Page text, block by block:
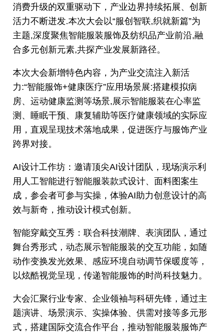
消费升级的双重驱动下，产业边界持续拓展、创新
活力不断迸发.本次大会以“服创智联,织就新篇”为
主题,深度聚焦智能服装服饰及纺织品产业前沿,融
合多元创新元素,共探产业发展新路径。
本次大会新增特色内容，为产业交流注入新活
力:“智能服饰+健康医疗”应用场景展:搭建模拟病
房、运动健康监测等场景,展示智能服装在心率监
测、睡眠干预、康复辅助等医疗健康领域的实际应
用，直观呈现技术落地成果，促进医疗与服饰产业
跨界对接。
AI设计工作坊：邀请顶尖AI设计团队，现场演示利
用人工智能进行智能服装款式设计、面料图案生
成，参会者可参与实操，体验AI助力创意设计的高
效与新奇，推动设计模式创新。
智能穿戴交互秀：联合科技潮牌、表演团队，通过
舞台秀形式，动态展示智能服装的交互功能，如随
动作变换发光效果、感应环境自动调节保暖度等，
以炫酷视觉呈现，传递智能服饰的时尚科技魅力。
大会汇聚行业专家、企业领袖与科研先锋，通过主
题演讲、场景演示、实操体验、供需对接等多元形
式，搭建国际交流合作平台，推动智能服装服饰产